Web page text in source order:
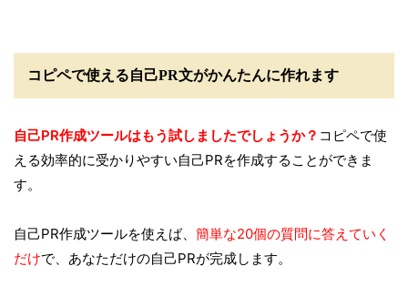
コピペで使える自己PR文がかんたんに作れます
自己PR作成ツールはもう試しましたでしょうか？ コピペで使
える効率的に受かりやすい自己PRを作成することができま
す。
自己PR作成ツールを使えば、 簡単な20個の質問に答えていく
だけで、あなただけの自己PRが完成します。